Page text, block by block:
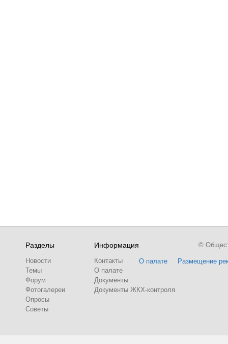
Разделы
Новости
Темы
Форум
Фотогалереи
Опросы
Советы
Информация
Контакты
О палате
Документы
Документы ЖКХ-контроля
О палате Размещение
©